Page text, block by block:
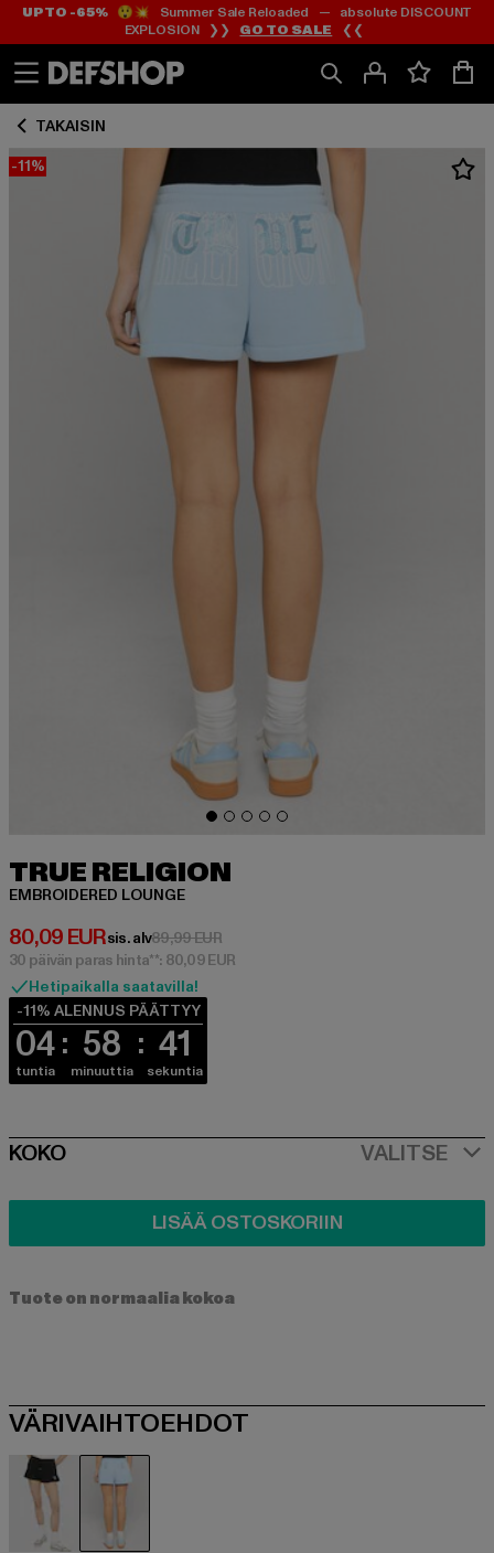
Siirry
Sisältö
Siirry
Footer
UP TO -65%😲💥 Summer Sale Reloaded — absolute DISCOUNT
EXPLOSION ❯❯ GO TO SALE ❮❮
TAKAISIN
-11%
TRUE RELIGION
EMBROIDERED LOUNGE
80,09 EUR
Ajankohtainen hinta: 80,09 EUR
sis. alv89,99 EURKampanjahinta: 89,99 EUR
30 päivän paras hinta**: 80,09 EUR
Hetipaikalla saatavilla!
-11% ALENNUS PÄÄTTYY
04
tuntia
58
minuuttia
41
sekuntia
SIZE
KOKO VALITSE
LISÄÄ OSTOSKORIIN
Tuote on normaalia kokoa
VÄRIVAIHTOEHDOT